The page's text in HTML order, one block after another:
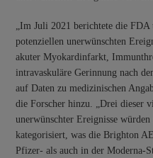
„Im Juli 2021 berichtete die
potenziellen unerwünschten
akuter Myokardinfarkt,
intravaskuläre Gerinnung nach
auf Daten zu medizinischen
die Forscher hinzu. „Drei dieser
unerwünschter Ereignisse
kategorisiert, was die Brighton
Pfizer- als auch in der Moderna-